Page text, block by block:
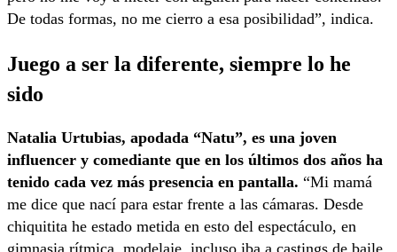
De todas formas, no me cierro a esa posibilidad”, indica.
Juego a ser la diferente, siempre lo he
sido
Natalia Urtubias, apodada “Natu”, es una joven
influencer y comediante que en los últimos dos años ha
tenido cada vez más presencia en pantalla. “Mi mamá
me dice que nací para estar frente a las cámaras. Desde
chiquitita he estado metida en esto del espectáculo, en
gimnasia rítmica, modelaje, incluso iba a castings de baile